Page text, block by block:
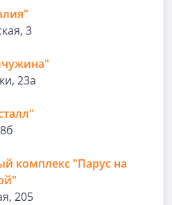
3
23а
комплекс "Парус на
205